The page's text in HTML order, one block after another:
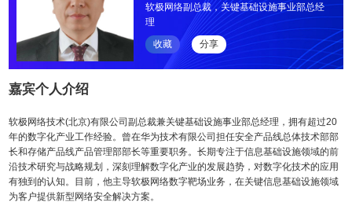
软极网络副总裁，关键基础设施事业部总经
理
收藏 分享
嘉宾个人介绍
软极网络技术(北京)有限公司副总裁兼关键基础设施事业部总经理，拥有超过20
年的数字化产业工作经验。曾在华为技术有限公司担任安全产品线总体技术部部
长和存储产品线产品管理部部长等重要职务。长期专注于信息基础设施领域的前
沿技术研究与战略规划，深刻理解数字化产业的发展趋势，对数字化技术的应用
有独到的认知。目前，他主导软极网络数字靶场业务，在关键信息基础设施领域
为客户提供新型网络安全解决方案。